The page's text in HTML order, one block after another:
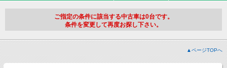
ご指定の条件に該当する中古車は0台です。
条件を変更して再度お探し下さい。
▲ページTOPへ